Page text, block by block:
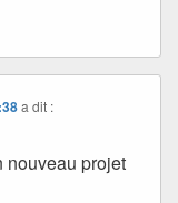
a dit :
nouveau projet